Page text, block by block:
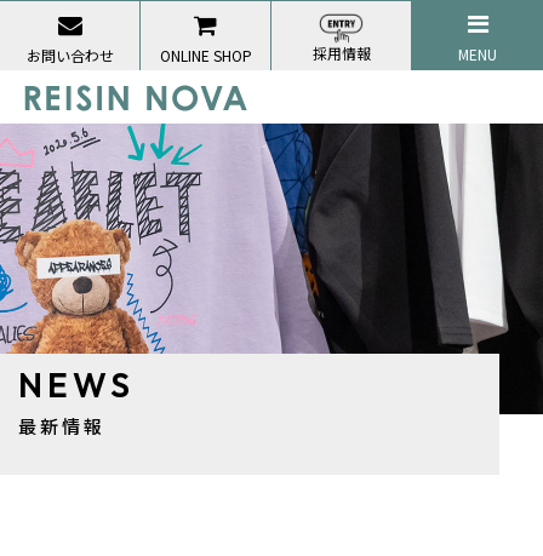
NEWS
最新情報
お問い合わせ ONLINE SHOP 採用情報 MENU